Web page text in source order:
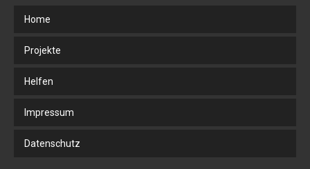
Home
Projekte
Helfen
Impressum
Datenschutz